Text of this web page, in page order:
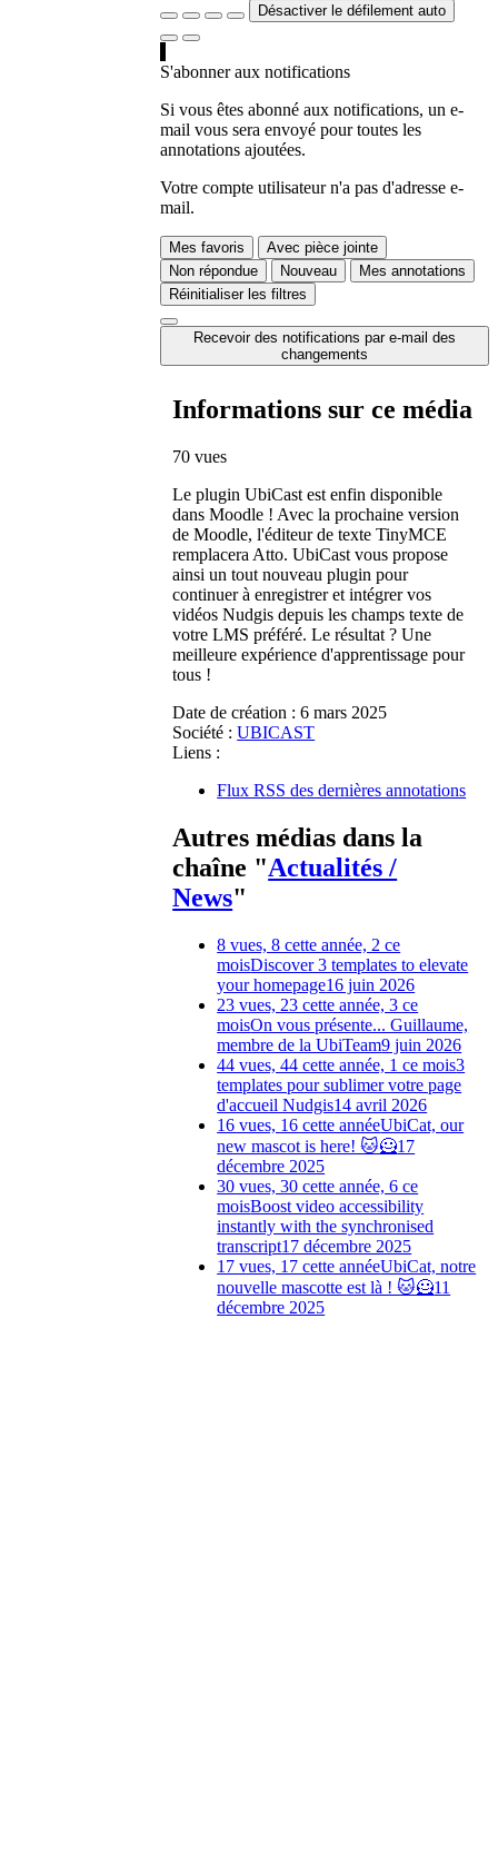
Désactiver le défilement auto
S'abonner aux notifications
Si vous êtes abonné aux notifications, un e-
mail vous sera envoyé pour toutes les
annotations ajoutées.
Votre compte utilisateur n'a pas d'adresse e-
mail.
Mes favoris
Avec pièce jointe
Non répondue
Nouveau
Mes annotations
Réinitialiser les filtres
Recevoir des notifications par e-mail des
changements
Informations sur ce média
70 vues
Le plugin UbiCast est enfin disponible
dans Moodle ! Avec la prochaine version
de Moodle, l'éditeur de texte TinyMCE
remplacera Atto. UbiCast vous propose
ainsi un tout nouveau plugin pour
continuer à enregistrer et intégrer vos
vidéos Nudgis depuis les champs texte de
votre LMS préféré. Le résultat ? Une
meilleure expérience d'apprentissage pour
tous !
Date de création : 6 mars 2025
Société : UBICAST
Liens :
Flux RSS des dernières annotations
Autres médias dans la
chaîne "Actualités /
News"
8 vues, 8 cette année, 2 ce
moisDiscover 3 templates to elevate
your homepage16 juin 2026
23 vues, 23 cette année, 3 ce
moisOn vous présente... Guillaume,
membre de la UbiTeam9 juin 2026
44 vues, 44 cette année, 1 ce mois3
templates pour sublimer votre page
d'accueil Nudgis14 avril 2026
16 vues, 16 cette annéeUbiCat, our
new mascot is here! 🐱🦸17
décembre 2025
30 vues, 30 cette année, 6 ce
moisBoost video accessibility
instantly with the synchronised
transcript17 décembre 2025
17 vues, 17 cette annéeUbiCat, notre
nouvelle mascotte est là ! 🐱🦸11
décembre 2025